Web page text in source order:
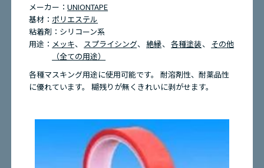
メーカー：UNIONTAPE
基材： ポリエステル
粘着剤： シリコーン系
用途： メッキ スプライシング 絶縁 各種塗装
その他
（全ての用途）
各種マスキング用途に使用可能です。 耐溶剤性、耐薬品性
に優れています。 糊残りが無くきれいに剥がせます。